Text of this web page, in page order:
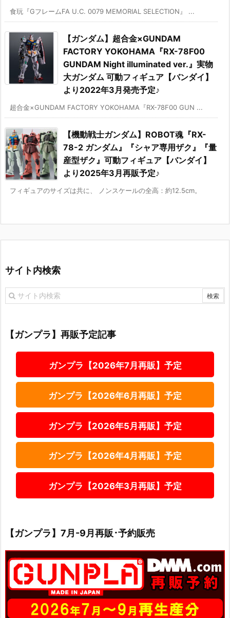
食玩『GフレームFA U.C. 0079 MEMORIAL SELECTION』 ...
【ガンダム】超合金×GUNDAM
FACTORY YOKOHAMA『RX-78F00
GUNDAM Night illuminated ver.』実物
大ガンダム 可動フィギュア【バンダイ】
より2022年3月発売予定♪
超合金×GUNDAM FACTORY YOKOHAMA『RX-78F00 GUN ...
【機動戦士ガンダム】ROBOT魂『RX-
78-2 ガンダム』『シャア専用ザク』『量
産型ザク』可動フィギュア【バンダイ】
より2025年3月再販予定♪
フィギュアのサイズは共に、 ノンスケールの全高：約12.5cm。
サイト内検索
【ガンプラ】再販予定記事
ガンプラ【2026年7月再販】予定
ガンプラ【2026年6月再販】予定
ガンプラ【2026年5月再販】予定
ガンプラ【2026年4月再販】予定
ガンプラ【2026年3月再販】予定
【ガンプラ】7月-9月再販･予約販売